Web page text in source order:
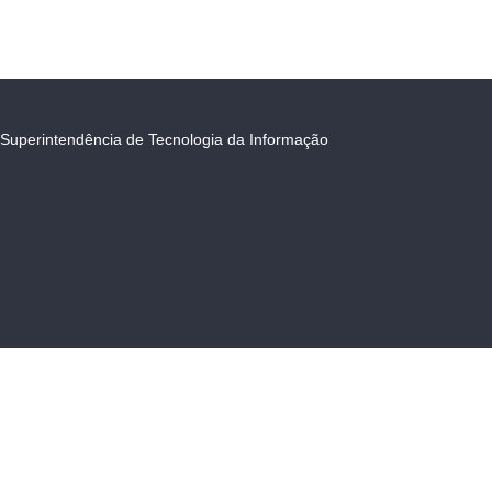
Superintendência de Tecnologia da Informação